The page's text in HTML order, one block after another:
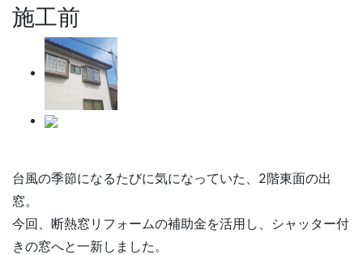
施工前
台風の季節になるたびに気になっていた、2階東面の出
窓。
今回、断熱窓リフォームの補助金を活用し、シャッター付
きの窓へと一新しました。